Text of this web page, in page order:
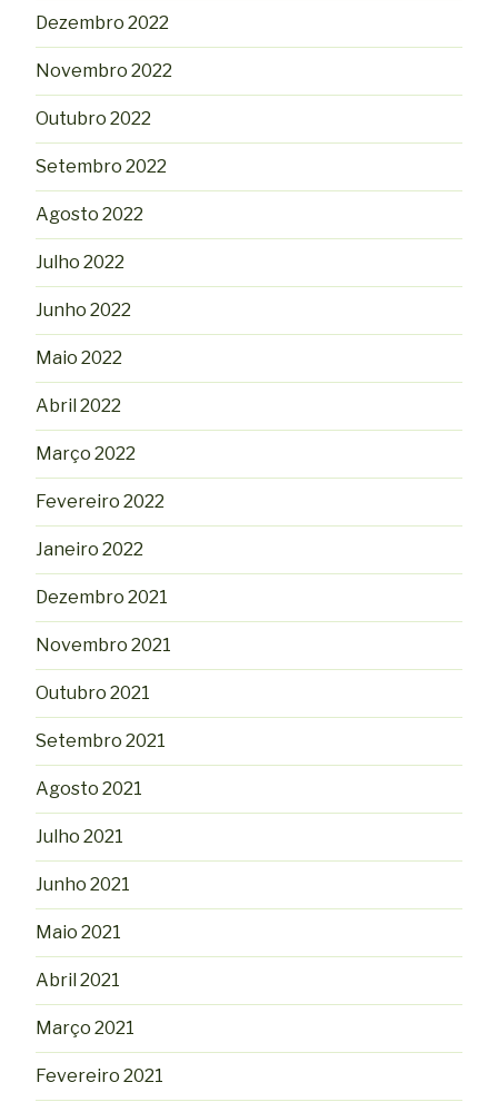
Dezembro 2022
Novembro 2022
Outubro 2022
Setembro 2022
Agosto 2022
Julho 2022
Junho 2022
Maio 2022
Abril 2022
Março 2022
Fevereiro 2022
Janeiro 2022
Dezembro 2021
Novembro 2021
Outubro 2021
Setembro 2021
Agosto 2021
Julho 2021
Junho 2021
Maio 2021
Abril 2021
Março 2021
Fevereiro 2021